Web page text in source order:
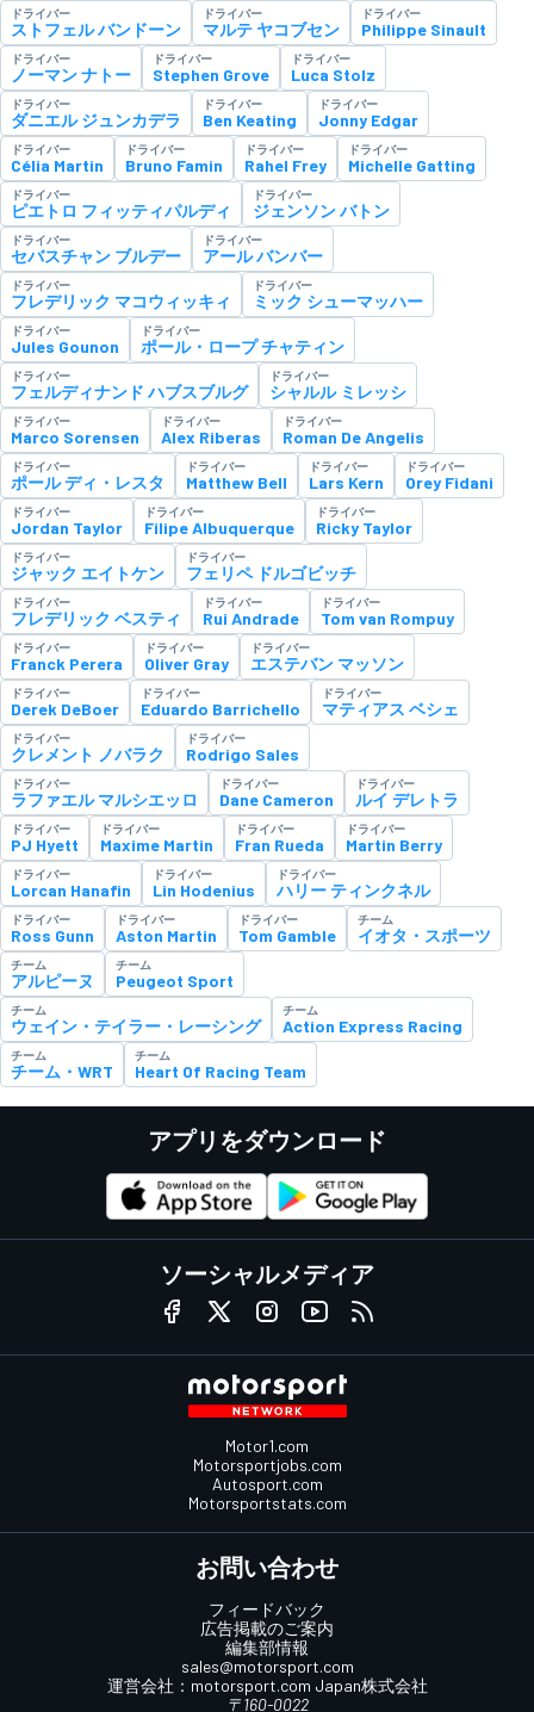
ドライバー
ストフェル バンドーン
ドライバー
マルテ ヤコブセン
ドライバー
Philippe Sinault
ドライバー
ノーマン ナトー
ドライバー
Stephen Grove
ドライバー
Luca Stolz
ドライバー
ダニエル ジュンカデラ
ドライバー
Ben Keating
ドライバー
Jonny Edgar
ドライバー
Célia Martin
ドライバー
Bruno Famin
ドライバー
Rahel Frey
ドライバー
Michelle Gatting
ドライバー
ピエトロ フィッティパルディ
ドライバー
ジェンソン バトン
ドライバー
セバスチャン ブルデー
ドライバー
アール バンバー
ドライバー
フレデリック マコウィッキィ
ドライバー
ミック シューマッハー
ドライバー
Jules Gounon
ドライバー
ポール・ロープ チャティン
ドライバー
フェルディナンド ハブスブルグ
ドライバー
シャルル ミレッシ
ドライバー
Marco Sorensen
ドライバー
Alex Riberas
ドライバー
Roman De Angelis
ドライバー
ポール ディ・レスタ
ドライバー
Matthew Bell
ドライバー
Lars Kern
ドライバー
Orey Fidani
ドライバー
Jordan Taylor
ドライバー
Filipe Albuquerque
ドライバー
Ricky Taylor
ドライバー
ジャック エイトケン
ドライバー
フェリペ ドルゴビッチ
ドライバー
フレデリック ベスティ
ドライバー
Rui Andrade
ドライバー
Tom van Rompuy
ドライバー
Franck Perera
ドライバー
Oliver Gray
ドライバー
エステバン マッソン
ドライバー
Derek DeBoer
ドライバー
Eduardo Barrichello
ドライバー
マティアス ベシェ
ドライバー
クレメント ノバラク
ドライバー
Rodrigo Sales
ドライバー
ラファエル マルシエッロ
ドライバー
Dane Cameron
ドライバー
ルイ デレトラ
ドライバー
PJ Hyett
ドライバー
Maxime Martin
ドライバー
Fran Rueda
ドライバー
Martin Berry
ドライバー
Lorcan Hanafin
ドライバー
Lin Hodenius
ドライバー
ハリー ティンクネル
ドライバー
Ross Gunn
ドライバー
Aston Martin
ドライバー
Tom Gamble
チーム
イオタ・スポーツ
チーム
アルピーヌ
チーム
Peugeot Sport
チーム
ウェイン・テイラー・レーシング
チーム
Action Express Racing
チーム
チーム・WRT
チーム
Heart Of Racing Team
アプリをダウンロード
ソーシャルメディア
Motor1.com
Motorsportjobs.com
Autosport.com
Motorsportstats.com
お問い合わせ
フィードバック
広告掲載のご案内
編集部情報
sales@motorsport.com
運営会社： motorsport.com Japan株式会社
〒160-0022